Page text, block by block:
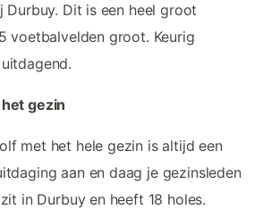
Dit is een heel groot
voetbalvelden groot. Keurig
gezin
met het hele gezin is altijd een
aan en daag je gezinsleden
in Durbuy en heeft 18 holes.